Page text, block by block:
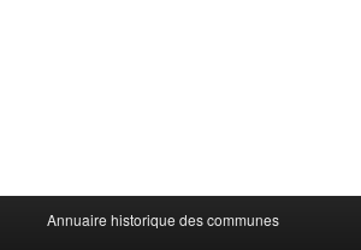
Menu
Annuaire historique des communes